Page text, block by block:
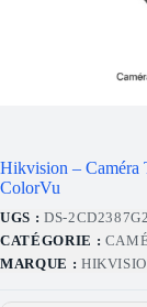
Hikvision – Caméra
ColorVu
UGS : DS-
CATÉGORIE :
MARQUE :